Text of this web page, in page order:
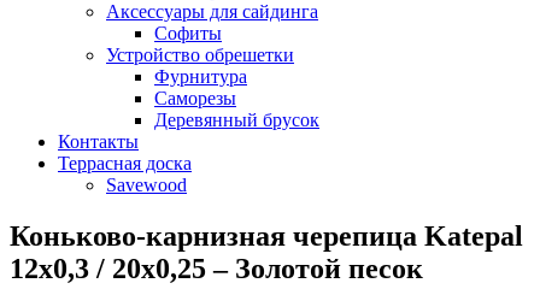
Аксессуары для сайдинга
Софиты
Устройство обрешетки
Фурнитура
Саморезы
Деревянный брусок
Контакты
Террасная доска
Savewood
Коньково-карнизная черепица Katepal
12х0,3 / 20х0,25 – Золотой песок